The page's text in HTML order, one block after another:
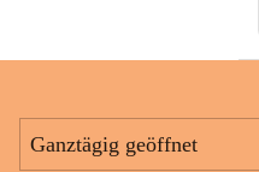
Ganztägig geöffnet